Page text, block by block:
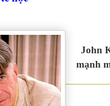
John
mạnh